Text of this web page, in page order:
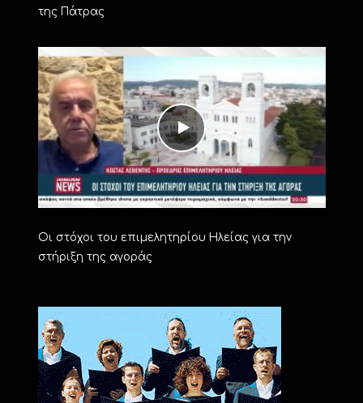
της Πάτρας
Οι στόχοι του επιμελητηρίου Ηλείας για την
στήριξη της αγοράς